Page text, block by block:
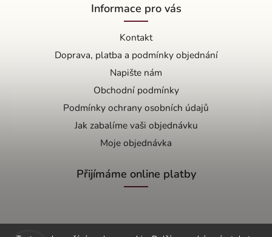
Informace pro vás
Kontakt
Doprava, platba a podmínky objednání
Napište nám
Obchodní podmínky
Podmínky ochrany osobních údajů
Jak zabalíme vaši objednávku
Moje objednávka
Přijímáme online platby